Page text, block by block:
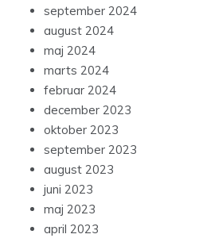
september 2024
august 2024
maj 2024
marts 2024
februar 2024
december 2023
oktober 2023
september 2023
august 2023
juni 2023
maj 2023
april 2023